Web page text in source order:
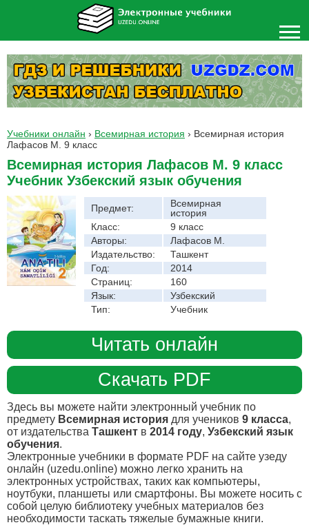
Учебники онлайн › Всемирная история › Всемирная история
Лафасов М. 9 класс
Всемирная история Лафасов М. 9 класс
Учебник Узбекский язык обучения
Предмет:
Всемирная
история
Класс:
9 класс
Авторы:
Лафасов М.
Издательство:
Ташкент
Год:
2014
Страниц:
160
Язык:
Узбекский
Тип:
Учебник
Читать онлайн
Скачать PDF
Здесь вы можете найти электронный учебник по
предмету Всемирная история для учеников 9 класса,
от издательства Ташкент в 2014 году, Узбекский язык
обучения.
Электронные учебники в формате PDF на сайте узеду
онлайн (uzedu.online) можно легко хранить на
электронных устройствах, таких как компьютеры,
ноутбуки, планшеты или смартфоны. Вы можете носить с
собой целую библиотеку учебных материалов без
необходимости таскать тяжелые бумажные книги.